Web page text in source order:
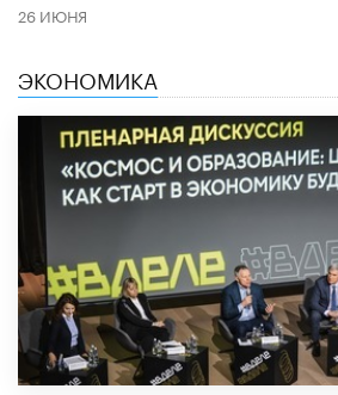
26 ИЮНЯ
ЭКОНОМИКА